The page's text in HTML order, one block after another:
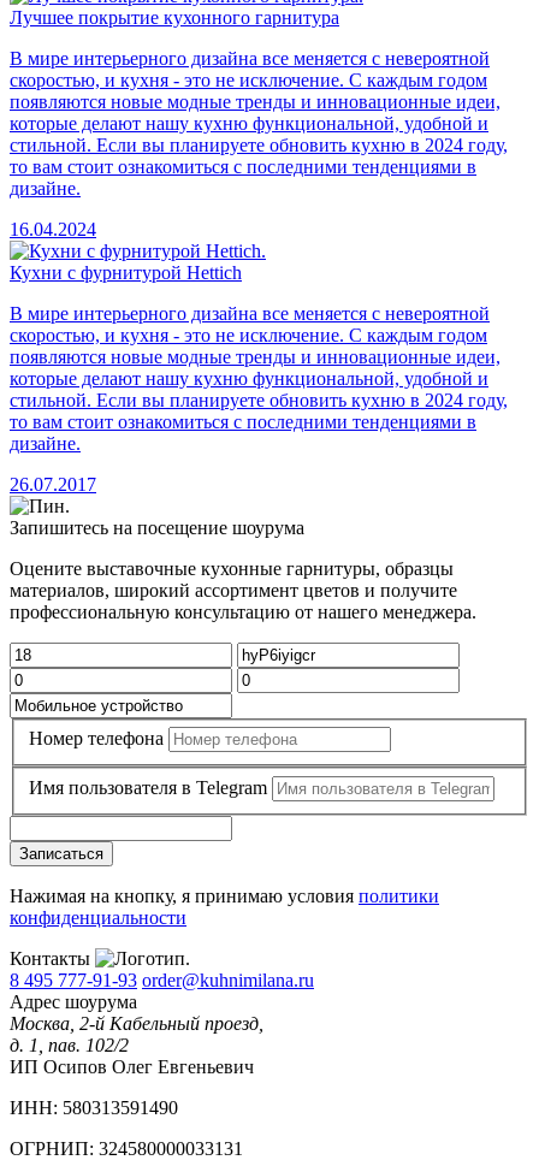
Лучшее покрытие кухонного гарнитура
В мире интерьерного дизайна все меняется с невероятной
скоростью, и кухня - это не исключение. С каждым годом
появляются новые модные тренды и инновационные идеи,
которые делают нашу кухню функциональной, удобной и
стильной. Если вы планируете обновить кухню в 2024 году,
то вам стоит ознакомиться с последними тенденциями в
дизайне.
16.04.2024
Кухни с фурнитурой Hettich
В мире интерьерного дизайна все меняется с невероятной
скоростью, и кухня - это не исключение. С каждым годом
появляются новые модные тренды и инновационные идеи,
которые делают нашу кухню функциональной, удобной и
стильной. Если вы планируете обновить кухню в 2024 году,
то вам стоит ознакомиться с последними тенденциями в
дизайне.
26.07.2017
Запишитесь на посещение шоурума
Оцените выставочные кухонные гарнитуры, образцы
материалов, широкий ассортимент цветов и получите
профессиональную консультацию от нашего менеджера.
Номер телефона
Имя пользователя в Telegram
Записаться
Нажимая на кнопку, я принимаю условия политики
конфиденциальности
Контакты
8 495 777-91-93 order@kuhnimilana.ru
Адрес шоурума
Москва, 2-й Кабельный проезд,
д. 1, пав. 102/2
ИП Осипов Олег Евгеньевич
ИНН: 580313591490
ОГРНИП: 324580000033131